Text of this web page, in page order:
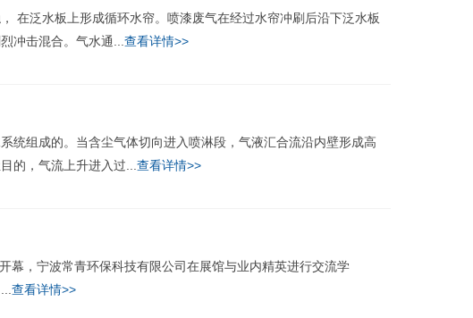
泛水板上形成循环水帘。喷漆废气在经过水帘冲刷后沿下泛水板
冲击混合。气水通... 查看详情>>
组成的。当含尘气体切向进入喷淋段，气液汇合流沿内壁形成高
的，气流上升进入过... 查看详情>>
，宁波常青环保科技有限公司在展馆与业内精英进行交流学
查看详情>>